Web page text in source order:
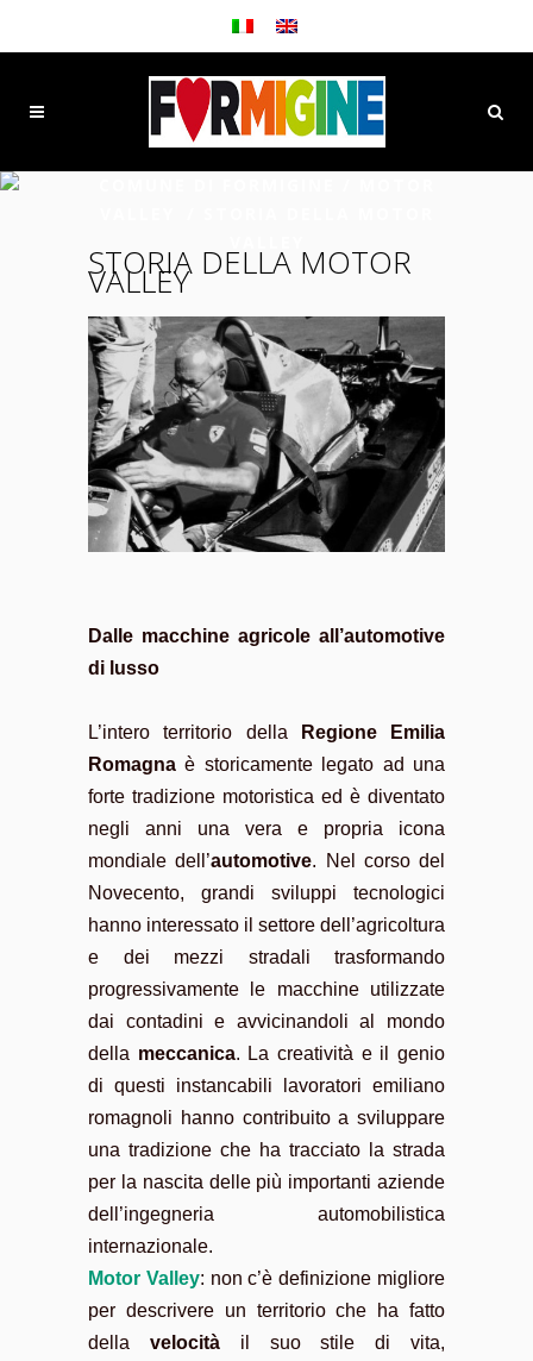
STORIA DELLA MOTOR
VALLEY
Dalle macchine agricole all’automotive
di lusso
L’intero territorio della
Regione Emilia
Romagna è storicamente legato ad una
forte tradizione motoristica ed è diventato
negli anni una vera e propria icona
mondiale dell’automotive. Nel corso del
Novecento, grandi sviluppi tecnologici
hanno interessato il settore dell’agricoltura
e dei mezzi stradali trasformando
progressivamente le macchine utilizzate
dai contadini e avvicinandoli al mondo
della meccanica. La creatività e il genio
di questi instancabili lavoratori emiliano
romagnoli hanno contribuito a sviluppare
una tradizione che ha tracciato la strada
per la nascita delle più importanti aziende
dell’ingegneria automobilistica
internazionale.
Motor Valley: non c’è definizione migliore
per descrivere un territorio che ha fatto
della velocitàil suo stile di vita,